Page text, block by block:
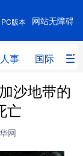
网站无障碍
PC版本
人事 国际 财
人事
沙地带的
亡
网